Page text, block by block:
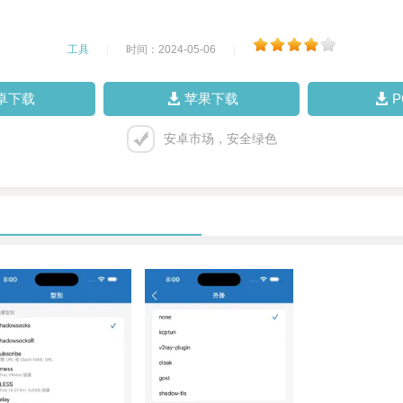
工具 时间：2024-05-06
下载 苹果下载
安卓市场，安全绿色